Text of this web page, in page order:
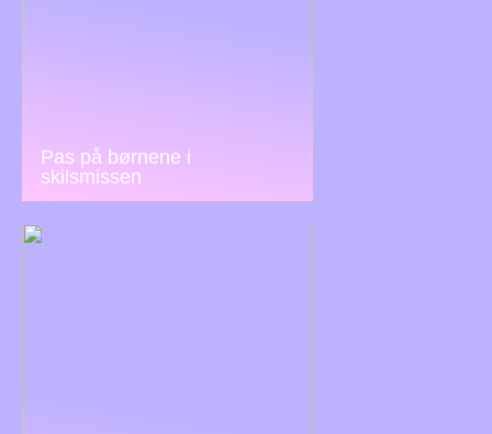
Pas på børnene i
skilsmissen